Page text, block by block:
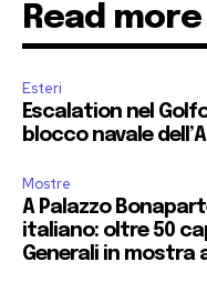
Read more
Esteri
Escalation nel
blocco navale
Mostre
A Palazzo
italiano: oltre 50
Generali in mostra